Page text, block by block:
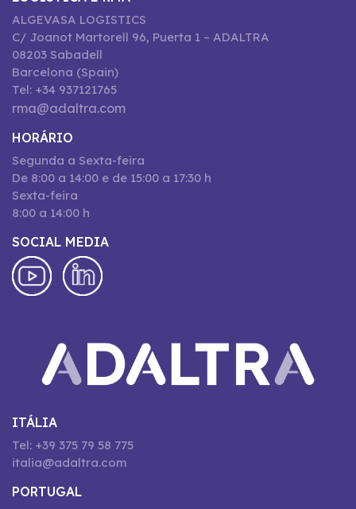
ALGEVASA LOGISTICS
C/ Joanot Martorell 96, Puerta 1 – ADALTRA
08203 Sabadell
Barcelona (Spain)
Tel: +34 937121765
rma@adaltra.com
HORÁRIO
Segunda a Sexta-feira
De 8:00 a 14:00 e de 15:00 a 17:30 h
Sexta-feira
8:00 a 14:00 h
SOCIAL MEDIA
ITÁLIA
Tel: +39 375 79 58 775
italia@adaltra.com
PORTUGAL